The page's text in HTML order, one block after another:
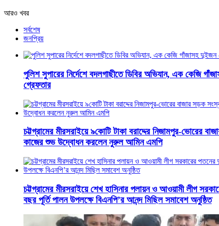
আরও খবর
সর্বশেষ
জনপ্রিয়
পুলিশ সুপারের নির্দেশে বদলগাছীতে ডিবির অভিযান, এক কেজি
গ্রেফতার
চট্টগ্রামের মীরসরাইয়ে ৯কোটি টাকা বরাদ্দের নিজামপুর-ভোরের
কাজের শুভ উদ্বোধন করলেন নুরুল আমিন এমপি
চট্টগ্রামের মীরসরাইয়ে শেখ হাসিনার পলায়ন ও আওয়ামী লীগ
বছর পূর্তি পালন উপলক্ষে বিএনপি’র আনন্দ মিছিল সমাবেশ অনুষ্ঠিত